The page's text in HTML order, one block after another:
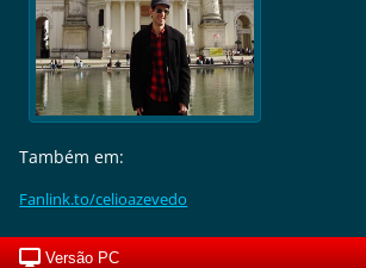
Também em:
Fanlink.to/celioazevedo
Versão PC